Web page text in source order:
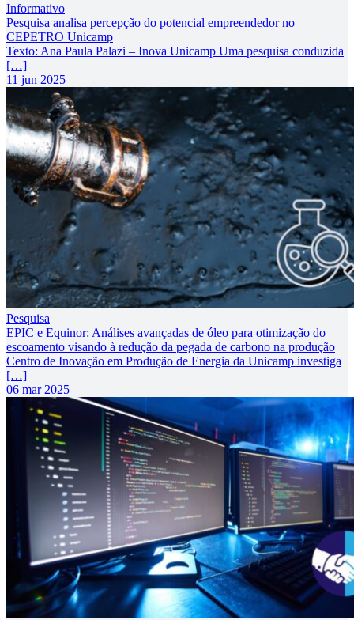
Informativo
Pesquisa analisa percepção do potencial empreendedor no
CEPETRO Unicamp
Texto: Ana Paula Palazi – Inova Unicamp Uma pesquisa conduzida
[…]
11 jun 2025
Pesquisa
EPIC e Equinor: Análises avançadas de óleo para otimização do
escoamento visando à redução da pegada de carbono na produção
Centro de Inovação em Produção de Energia da Unicamp investiga
[…]
06 mar 2025